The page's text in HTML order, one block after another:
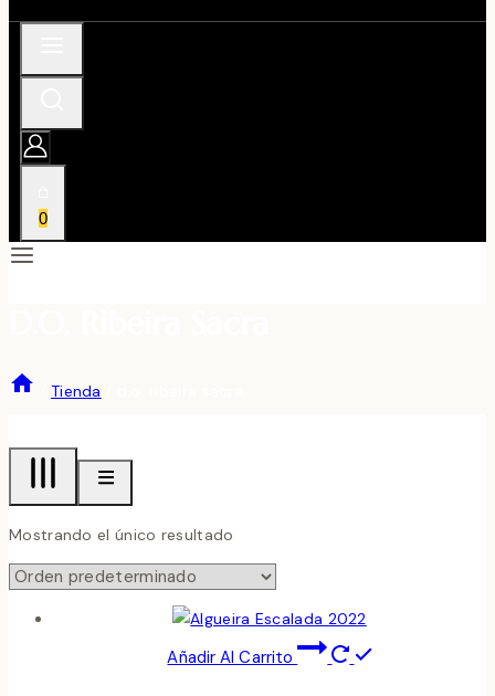
0
Tienda
Mostrando el único resultado
Añadir Al Carrito